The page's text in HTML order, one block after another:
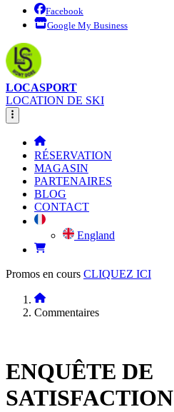
Facebook
Google My Business
LOCASPORT
LOCATION DE SKI
RÉSERVATION
MAGASIN
PARTENAIRES
BLOG
CONTACT
England
Promos en cours CLIQUEZ ICI
Commentaires
ENQUÊTE DE
SATISFACTION